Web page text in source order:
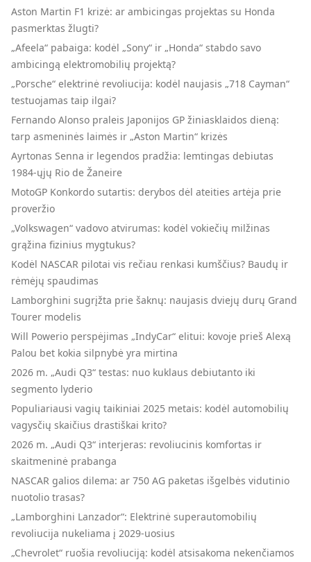
Aston Martin F1 krizė: ar ambicingas projektas su Honda
pasmerktas žlugti?
„Afeela“ pabaiga: kodėl „Sony“ ir „Honda“ stabdo savo
ambicingą elektromobilių projektą?
„Porsche“ elektrinė revoliucija: kodėl naujasis „718 Cayman“
testuojamas taip ilgai?
Fernando Alonso praleis Japonijos GP žiniasklaidos dieną:
tarp asmeninės laimės ir „Aston Martin“ krizės
Ayrtonas Senna ir legendos pradžia: lemtingas debiutas
1984-ųjų Rio de Žaneire
MotoGP Konkordo sutartis: derybos dėl ateities artėja prie
proveržio
„Volkswagen“ vadovo atvirumas: kodėl vokiečių milžinas
grąžina fizinius mygtukus?
Kodėl NASCAR pilotai vis rečiau renkasi kumščius? Baudų ir
rėmėjų spaudimas
Lamborghini sugrįžta prie šaknų: naujasis dviejų durų Grand
Tourer modelis
Will Powerio perspėjimas „IndyCar“ elitui: kovoje prieš Alexą
Palou bet kokia silpnybė yra mirtina
2026 m. „Audi Q3“ testas: nuo kuklaus debiutanto iki
segmento lyderio
Populiariausi vagių taikiniai 2025 metais: kodėl automobilių
vagysčių skaičius drastiškai krito?
2026 m. „Audi Q3“ interjeras: revoliucinis komfortas ir
skaitmeninė prabanga
NASCAR galios dilema: ar 750 AG paketas išgelbės vidutinio
nuotolio trasas?
„Lamborghini Lanzador“: Elektrinė superautomobilių
revoliucija nukeliama į 2029-uosius
„Chevrolet“ ruošia revoliuciją: kodėl atsisakoma nekenčiamos